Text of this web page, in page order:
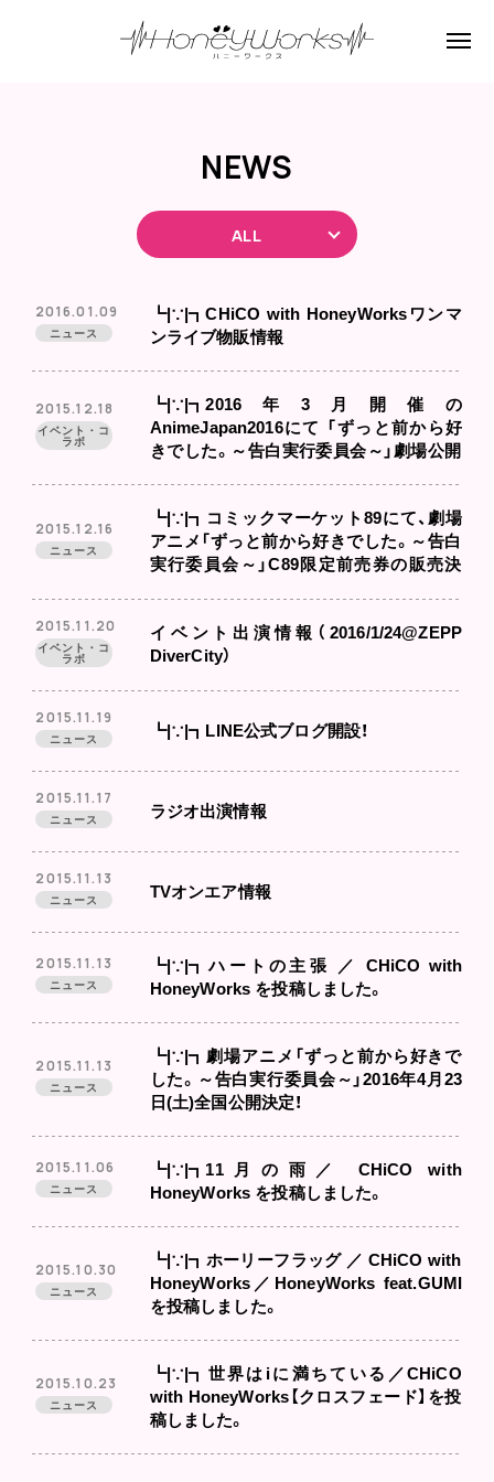
NEWS
ALL
2016.01.09
ニュース
┗|∵|┓CHiCO with HoneyWorksワンマ
ンライブ物販情報
2015.12.18
イベント・コ
ラボ
┗|∵|┓2016年3月開催の
AnimeJapan2016にて 「ずっと前から好
きでした。～告白実行委員会～」劇場公開
2015.12.16
ニュース
┗|∵|┓コミックマーケット89にて、劇場
アニメ「ずっと前から好きでした。～告白
実行委員会～」C89限定前売券の販売決
2015.11.20
イベント・コ
ラボ
イベント出演情報（2016/1/24@ZEPP
DiverCity）
2015.11.19
ニュース ┗|∵|┓LINE公式ブログ開設！
2015.11.17
ニュース ラジオ出演情報
2015.11.13
ニュース TVオンエア情報
2015.11.13
ニュース
┗|∵|┓ハートの主張 ／ CHiCO with
HoneyWorks を投稿しました。
2015.11.13
ニュース
┗|∵|┓劇場アニメ「ずっと前から好きで
した。～告白実行委員会～」2016年4月23
日(土)全国公開決定！
2015.11.06
ニュース
┗|∵|┓11月の雨／ CHiCO with
HoneyWorks を投稿しました。
2015.10.30
ニュース
┗|∵|┓ホーリーフラッグ ／ CHiCO with
HoneyWorks／HoneyWorks feat.GUMI
を投稿しました。
2015.10.23
ニュース
┗|∵|┓世界はiに満ちている／CHiCO
with HoneyWorks【クロスフェード】を投
稿しました。